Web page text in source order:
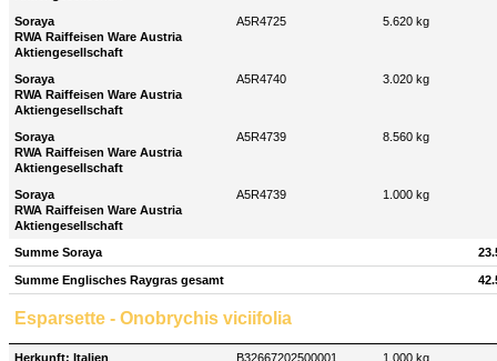
Soraya
RWA Raiffeisen Ware Austria
Aktiengesellschaft
A5R4725 5.620 kg
Soraya
RWA Raiffeisen Ware Austria
Aktiengesellschaft
A5R4740 3.020 kg
Soraya
RWA Raiffeisen Ware Austria
Aktiengesellschaft
A5R4739 8.560 kg
Soraya
RWA Raiffeisen Ware Austria
Aktiengesellschaft
A5R4739 1.000 kg
Summe Soraya
Summe Englisches Raygras gesamt
Esparsette - Onobrychis viciifolia
Herkunft: Italien
B32667202500001 1.000 kg